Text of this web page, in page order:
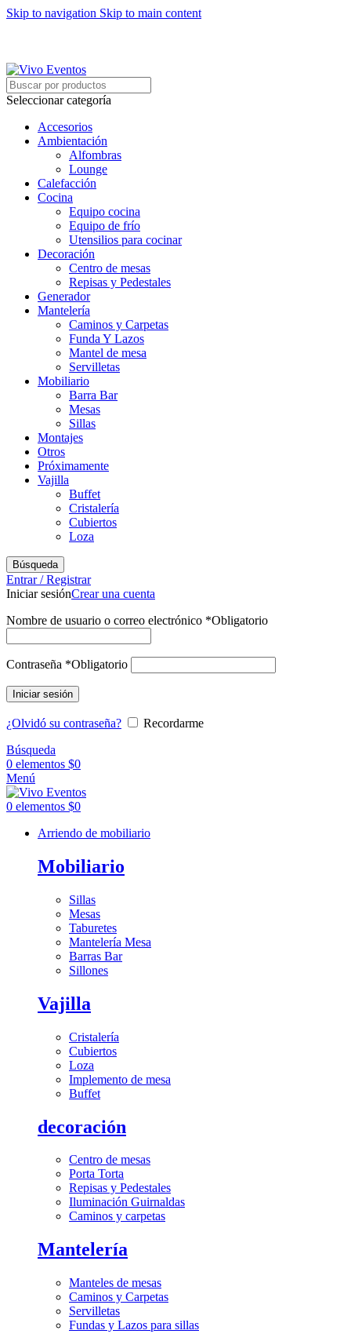
Skip to navigation Skip to main content
Seleccionar categoría
Accesorios
Ambientación
Alfombras
Lounge
Calefacción
Cocina
Equipo cocina
Equipo de frío
Utensilios para cocinar
Decoración
Centro de mesas
Repisas y Pedestales
Generador
Mantelería
Caminos y Carpetas
Funda Y Lazos
Mantel de mesa
Servilletas
Mobiliario
Barra Bar
Mesas
Sillas
Montajes
Otros
Próximamente
Vajilla
Buffet
Cristalería
Cubiertos
Loza
Búsqueda
Entrar / Registrar
Iniciar sesiónCrear una cuenta
Nombre de usuario o correo electrónico *Obligatorio
Contraseña *Obligatorio
Iniciar sesión
¿Olvidó su contraseña?
Recordarme
Búsqueda
0 elementos $0
Menú
0 elementos $0
Arriendo de mobiliario
Mobiliario
Sillas
Mesas
Taburetes
Mantelería Mesa
Barras Bar
Sillones
Vajilla
Cristalería
Cubiertos
Loza
Implemento de mesa
Buffet
decoración
Centro de mesas
Porta Torta
Repisas y Pedestales
Iluminación Guirnaldas
Caminos y carpetas
Mantelería
Manteles de mesas
Caminos y Carpetas
Servilletas
Fundas y Lazos para sillas